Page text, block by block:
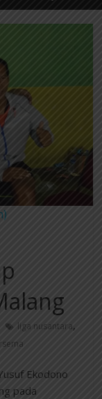
liga nusantara,
Ekodono
pada